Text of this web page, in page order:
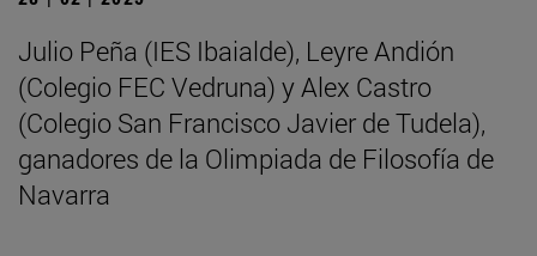
Julio Peña (IES Ibaialde), Leyre Andión
(Colegio FEC Vedruna) y Alex Castro
(Colegio San Francisco Javier de Tudela),
ganadores de la Olimpiada de Filosofía de
Navarra